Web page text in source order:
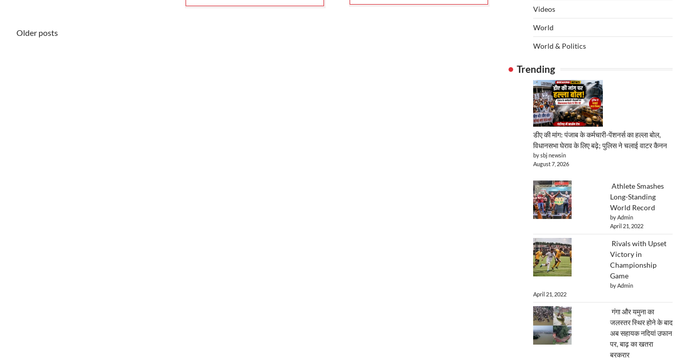
Posts
Older posts
Videos
World
World & Politics
Trending
डीए की मांग: पंजाब के कर्मचारी-पेंशनर्स का हल्ला बोल,
विधानसभा घेराव के लिए बढ़े; पुलिस ने चलाई वाटर कैनन
by sbj newsin
August 7, 2026
Athlete Smashes
Long-Standing
World Record
by Admin
April 21, 2022
Rivals with Upset
Victory in
Championship
Game
by Admin
April 21, 2022
गंगा और यमुना का
जलस्तर स्थिर होने के बाद
अब सहायक नदियां उफान
पर, बाढ़ का खतरा
बरकरार